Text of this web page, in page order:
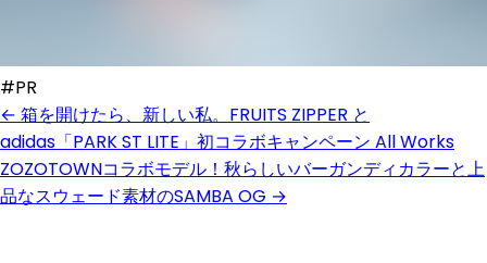
#PR
← 箱を開けたら、新しい私。FRUITS ZIPPER と
adidas「PARK ST LITE」初コラボキャンペーン All Works
ZOZOTOWNコラボモデル！秋らしいバーガンディカラーと上
品なスウェード素材のSAMBA OG →